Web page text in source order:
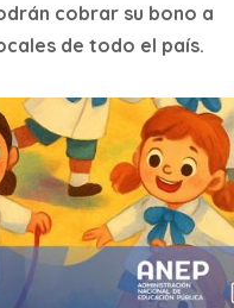
cobrar su bono a
de todo el país.